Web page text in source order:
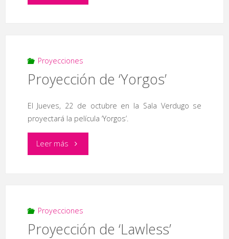
documentales
‘Las
cigarreras’
‘Género
Proyecciones
Proyección de ‘Yorgos’
El Jueves, 22 de octubre en la Sala Verdugo se
proyectará la película ‘Yorgos’.
Leer más"Proyección
Proyecciones
Proyección de ‘Lawless’